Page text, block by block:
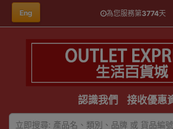
Eng 為您服務第3774天
認識我們 接收優惠